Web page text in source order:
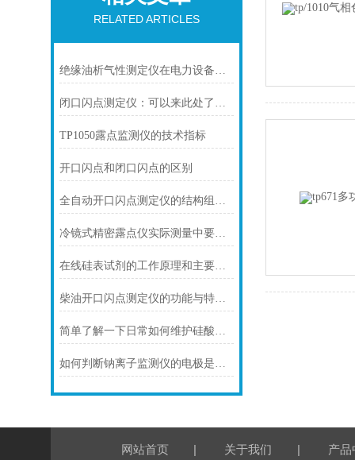
RELATED ARTICLES
绝缘油析气性测定仪在电力设备维护中的重要性
闭口闪点测定仪：可以来此处了解一下
TP1050露点监测仪的技术指标
开口闪点和闭口闪点的区别
全自动开口闪点测定仪的结构组成和性能特点概述
冷镜式精密露点仪实际测量中要注意的问题
在线硅表试剂的工作原理和主要特点是什么？
柴油开口闪点测定仪的功能与特点概述
简单了解一下日常如何维护硅酸根分析仪
如何判断钠离子监测仪的电极是否需要更换?
网站首页 | 关于我们 | 产品